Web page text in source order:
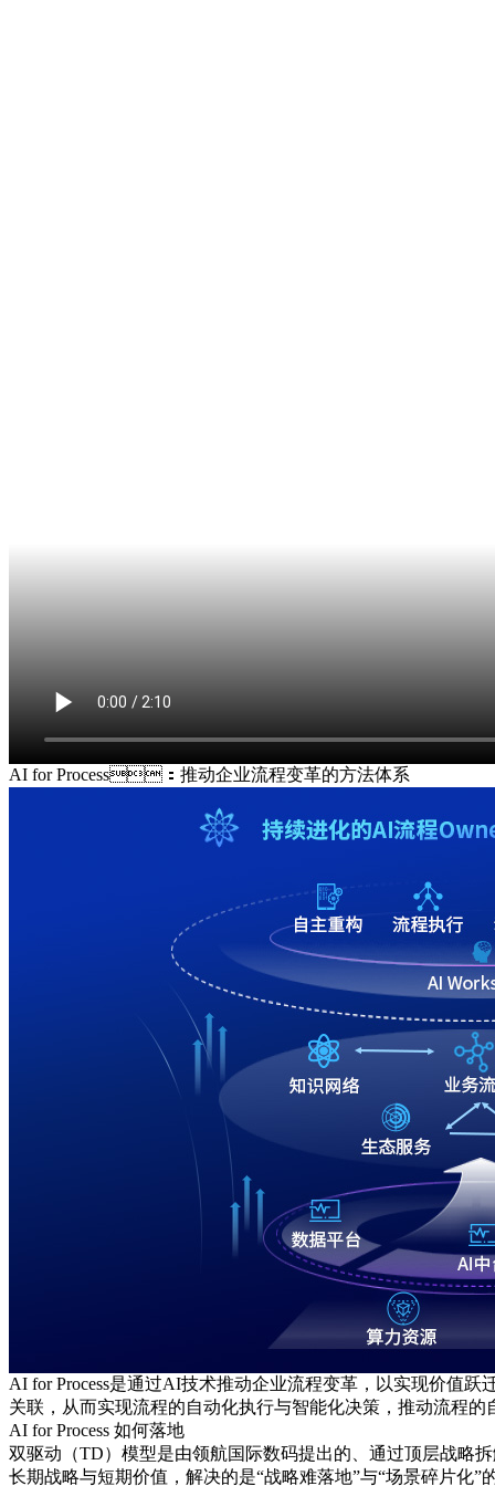
AI for Process：推动企业流程变革的方法体系
AI for Process是通过AI技术推动企业流程变革，以实现价
关联，从而实现流程的自动化执行与智能化决策，推动流程
AI for Process 如何落地
双驱动（TD）模型是由领航国际数码提出的、通过顶层战略
长期战略与短期价值，解决的是“战略难落地”与“场景碎片化”